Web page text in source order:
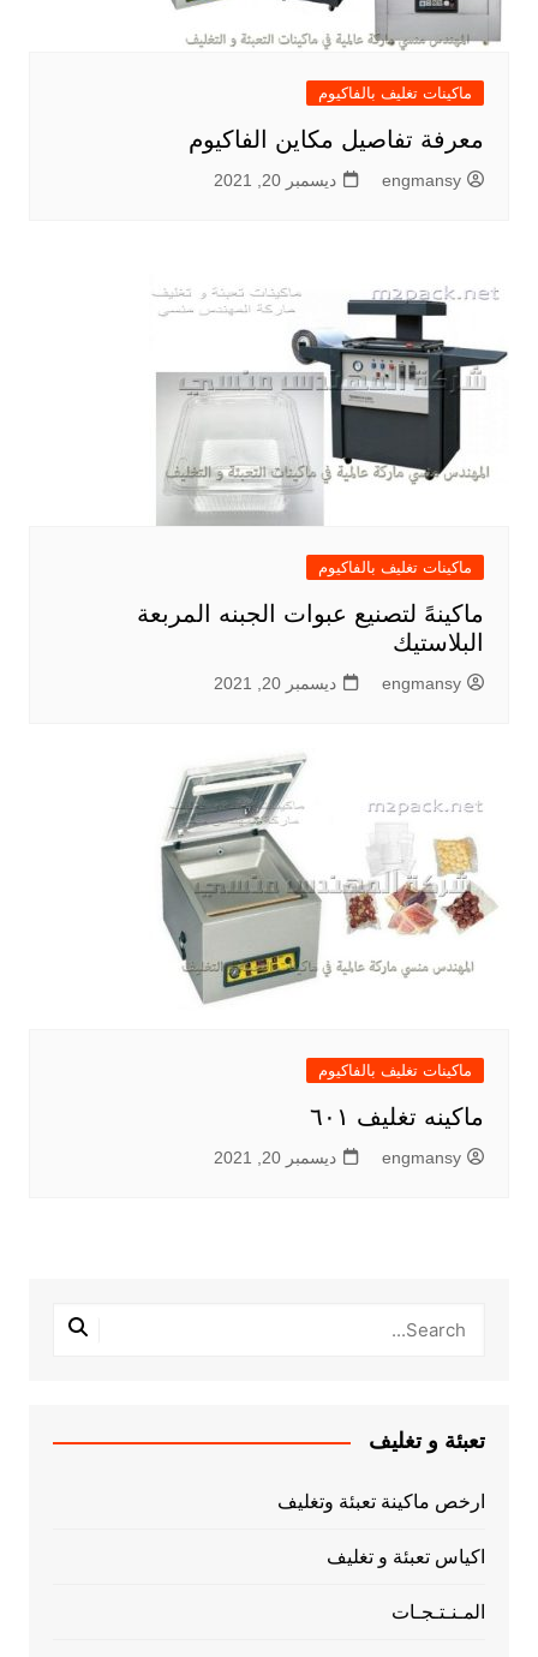
ماكينات تغليف بالفاكيوم
معرفة تفاصيل مكاين الفاكيوم
engmansy ديسمبر 20, 2021
ماكينات تغليف بالفاكيوم
ماكينهً لتصنيع عبوات الجبنه المربعة
البلاستيك
engmansy ديسمبر 20, 2021
ماكينات تغليف بالفاكيوم
ماكينه تغليف ٦٠١
engmansy ديسمبر 20, 2021
تعبئة و تغليف
ارخص ماكينة تعبئة وتغليف
اكياس تعبئة و تغليف
المـنـتـجـات